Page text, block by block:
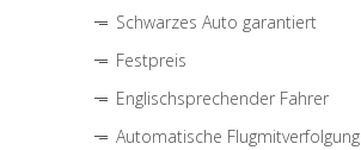
Schwarzes Auto garantiert
Festpreis
Englischsprechender Fahrer
Automatische Flugmitverfolgung